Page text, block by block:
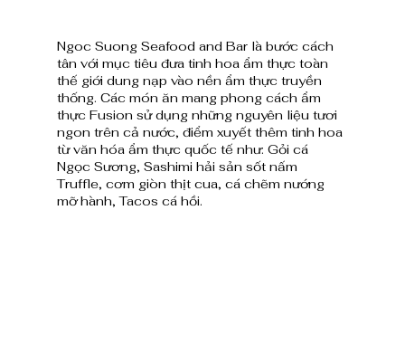
Ngoc Suong Seafood and Bar là bước cách
tân với mục tiêu đưa tinh hoa ẩm thực toàn
thế giới dung nạp vào nền ẩm thực truyền
thống. Các món ăn mang phong cách ẩm
thực Fusion sử dụng những nguyên liệu tươi
ngon trên cả nước, điểm xuyết thêm tinh hoa
từ văn hóa ẩm thực quốc tế như: Gỏi cá
Ngọc Sương, Sashimi hải sản sốt nấm
Truffle, cơm giòn thịt cua, cá chẽm nướng
mỡ hành, Tacos cá hồi.